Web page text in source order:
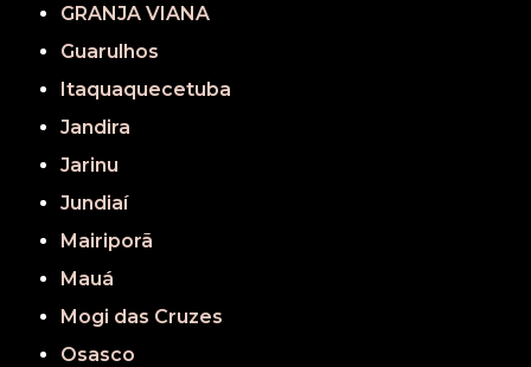
GRANJA VIANA
Guarulhos
Itaquaquecetuba
Jandira
Jarinu
Jundiaí
Mairiporã
Mauá
Mogi das Cruzes
Osasco